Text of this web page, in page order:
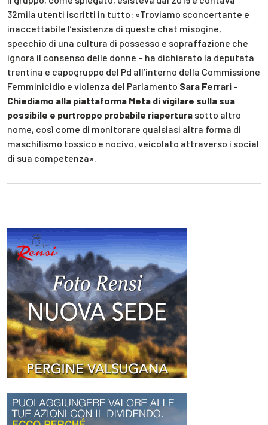
32mila utenti iscritti in tutto: «Troviamo sconcertante e
inaccettabile l’esistenza di queste chat misogine,
specchio di una cultura di possesso e sopraffazione che
ignora il consenso delle donne – ha dichiarato la deputata
trentina e capogruppo del Pd all’interno della Commissione
Femminicidio e violenza del Parlamento Sara Ferrari –
Chiediamo alla piattaforma Meta di vigilare sulla sua
possibile e purtroppo probabile riapertura sotto altro
nome, così come di monitorare qualsiasi altra forma di
maschilismo tossico e nocivo, veicolato attraverso i social
di sua competenza».